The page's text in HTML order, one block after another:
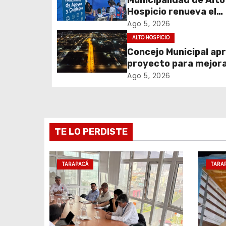
a
c
i
ó
e
e
n
t
r
Hospicio renueva el
Programa Red Local
Apoyos y Cuidados
Ago 5, 2026
ALTO HOSPICIO
Concejo Municipal
proyecto para
alumbrado público del
Ago 5, 2026
TE LO PERDISTE
TARAPACÁ